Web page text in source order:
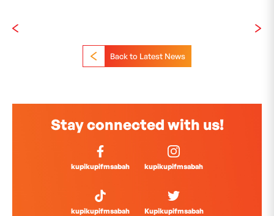
Back to Latest News
Stay connected with us!
kupikupifmsabah kupikupifmsabah
kupikupifmsabah Kupikupifmsabah